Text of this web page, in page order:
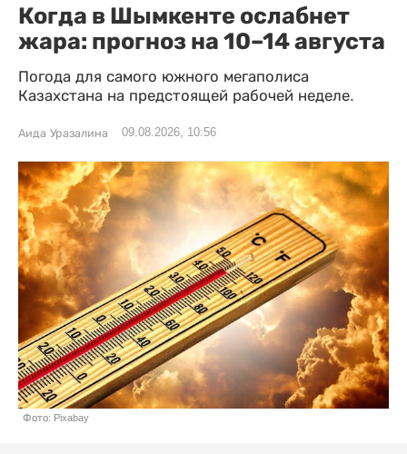
Когда в Шымкенте ослабнет
жара: прогноз на 10–14 августа
Погода для самого южного мегаполиса
Казахстана на предстоящей рабочей неделе.
Аида Уразалина 09.08.2026, 10:56
Фото: Pixabay